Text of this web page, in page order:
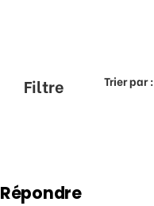
Filtre Trier par :
Répondre